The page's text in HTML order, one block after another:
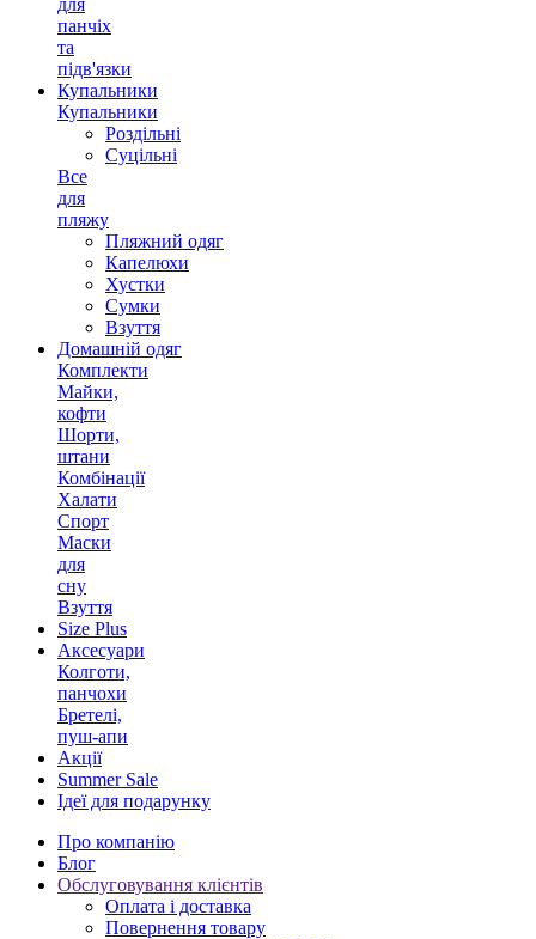
для
панчіх
та
підв'язки
Купальники
Купальники
Роздільні
Суцільні
Все
для
пляжу
Пляжний одяг
Капелюхи
Хустки
Сумки
Взуття
Домашній одяг
Комплекти
Майки,
кофти
Шорти,
штани
Комбінації
Халати
Спорт
Маски
для
сну
Взуття
Size Plus
Аксесуари
Колготи,
панчохи
Бретелі,
пуш-апи
Акції
Summer Sale
Ідеї для подарунку
Про компанію
Блог
Обслуговування клієнтів
Оплата і доставка
Повернення товару